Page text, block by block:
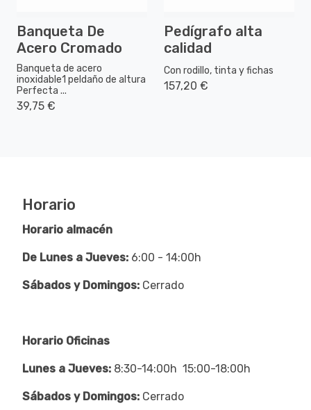
Banqueta De
Acero Cromado
Banqueta de acero
inoxidable1 peldaño de altura
Perfecta ...
39,75 €
Pedígrafo alta
calidad
Con rodillo, tinta y fichas
157,20 €
Horario
Horario almacén
De Lunes a Jueves: 6:00 - 14:00h
Sábados y Domingos: Cerrado
Horario Oficinas
Lunes a Jueves: 8:30-14:00h 15:00-18:00h
Sábados y Domingos: Cerrado